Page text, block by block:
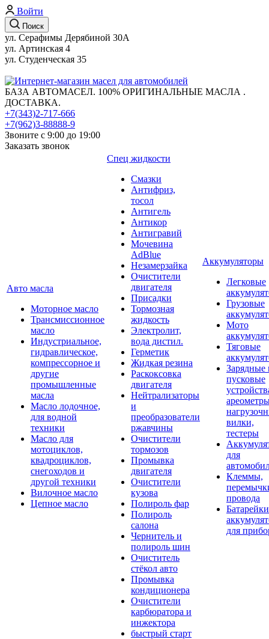
Войти
Поиск
ул. Серафимы Дерябиной 30А
ул. Артинская 4
ул. Студенческая 35
БАЗА АВТОМАСЕЛ. 100% ОРИГИНАЛЬНЫЕ МАСЛА .
ДОСТАВКА.
+7(343)2-717-666
+7(962)3-88888-9
Звоните с 9:00 до 19:00
Заказать звонок
Авто масла
Моторное масло
Трансмиссионное
масло
Индустриальное,
гидравлическое,
компрессорное и
другие
промышленные
масла
Масло лодочное,
для водной
техники
Масло для
мотоциклов,
квадроциклов,
снегоходов и
другой техники
Вилочное масло
Цепное масло
Спец жидкости
Смазки
Антифриз,
тосол
Антигель
Антикор
Антигравий
Мочевина
AdBlue
Незамерзайка
Очистители
двигателя
Присадки
Тормозная
жидкость
Электролит,
вода дистил.
Герметик
Жидкая резина
Раскоксовка
двигателя
Нейтрализаторы
и
преобразователи
ржавчины
Очистители
тормозов
Промывка
двигателя
Очистители
кузова
Полироль фар
Полироль
салона
Чернитель и
полироль шин
Очиститель
стёкол авто
Промывка
кондиционера
Очистители
карбюратора и
инжектора
быстрый старт
Аккумуляторы
Легковые
Грузовые
Мото
Тяговые
Зарядные
пусковые
вилки,
тестеры
для
Клеммы,
провода
для